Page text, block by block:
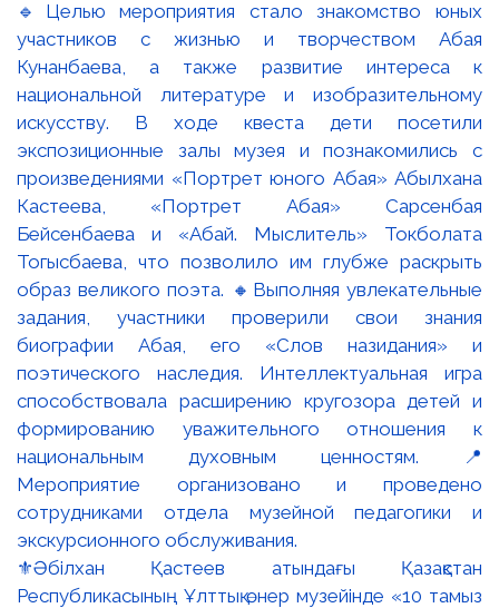
⚜️Әбілхан Қастеев атындағы Қазақстан
Республикасының Ұлттық өнер музейінде «10 тамыз